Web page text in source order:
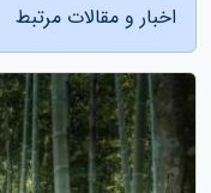
اخبار و مقالات مرتبط